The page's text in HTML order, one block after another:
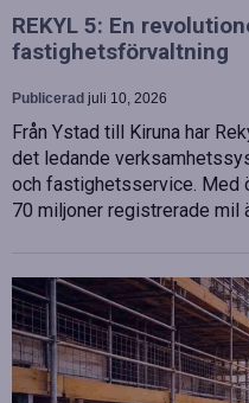
REKYL 5: En
fastighetsförvaltning
Publicerad juli 10, 2026
Från Ystad till Kiruna har
det ledande
och fastighetsservice. Med
70 miljoner registrerade mil